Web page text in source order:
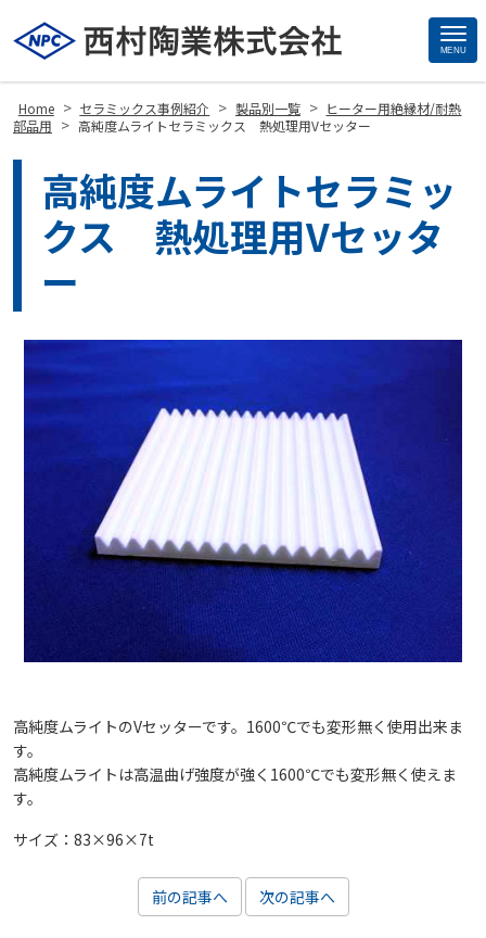
MENU
Home > セラミックス事例紹介 > 製品別一覧 > ヒーター用絶縁材/耐熱
部品用 > 高純度ムライトセラミックス 熱処理用Vセッター
高純度ムライトセラミッ
クス 熱処理用Vセッタ
ー
高純度ムライトのVセッターです。1600℃でも変形無く使用出来ま
す。
高純度ムライトは高温曲げ強度が強く1600℃でも変形無く使えま
す。
サイズ：83×96×7t
前の記事へ 次の記事へ
Site
Footer